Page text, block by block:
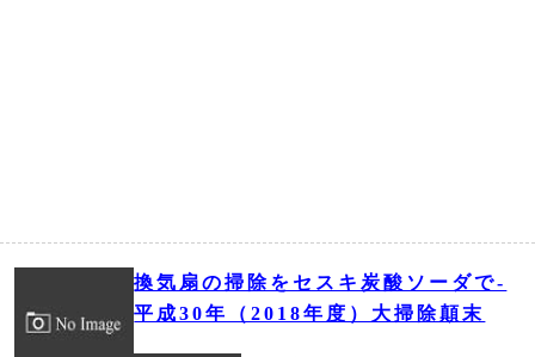
換気扇の掃除をセスキ炭酸ソーダで‐
平成30年（2018年度）大掃除顛末